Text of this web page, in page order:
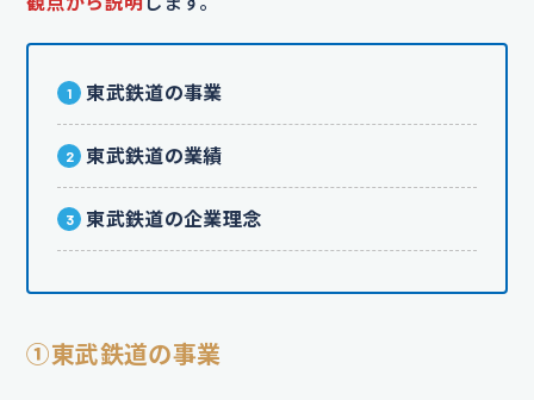
東武鉄道の事業
東武鉄道の業績
東武鉄道の企業理念
①東武鉄道の事業